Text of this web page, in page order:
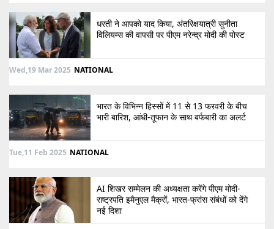
धरती ने आपको याद किया, अंतरिक्षयात्री सुनीता
विलियम्स की वापसी पर पीएम नरेन्द्र मोदी की पोस्ट
Wed,19 Mar 2025 NATIONAL
भारत के विभिन्न हिस्सों में 11 से 13 फरवरी के बीच
भारी बारिश, आंधी-तूफान के साथ बर्फबारी का अलर्ट
Tue,11 Feb 2025 NATIONAL
AI शिखर सम्मेलन की अध्यक्षता करेंगे पीएम मोदी-
राष्ट्रपति इमैनुएल मैक्रों, भारत-फ्रांस संबंधों को देंगे
नई दिशा